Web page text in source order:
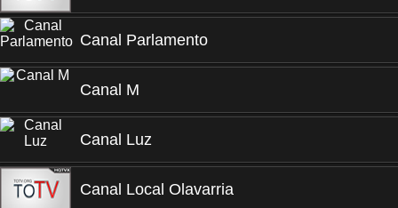
Canal Parlamento
Canal M
Canal Luz
Canal Local Olavarria